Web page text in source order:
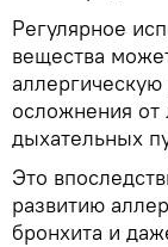
Регулярное
вещества
осложнения от
дыхательных
Это
развитию
бронхита и